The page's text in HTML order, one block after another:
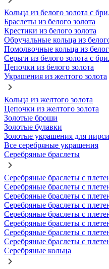
Кольца из белого золота с
Браслеты из белого золота
Крестики из белого золота
Обручальные кольца из
Помолвочные кольца из
Серьги из белого золота с
Цепочки из белого золота
Украшения из желтого золота
Кольца из желтого золота
Цепочки из желтого золота
Золотые броши
Золотые булавки
Золотые украшения для
Все серебряные украшения
Серебряные браслеты
Серебряные браслеты с
Серебряные браслеты с
Серебряные браслеты с
Серебряные браслеты с
Серебряные браслеты с
Серебряные браслеты с
Серебряные браслеты с
Серебряные браслеты с
Серебряные кольца